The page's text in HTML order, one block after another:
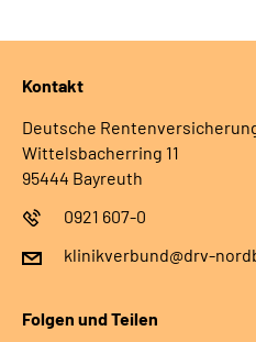
Kontakt
Deutsche
Wittelsbacherring 11
95444 Bayreuth
0921 607-0
klinikverbund@drv-
Folgen und Teilen